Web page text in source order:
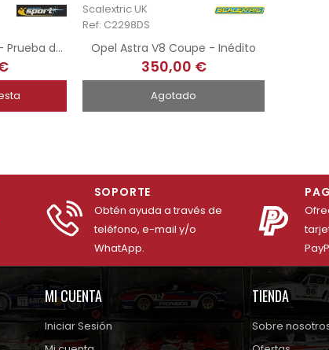
Lister Storm LMP900 - Prueba de inyección
Scalextric UK
Ref: C2298DS
Opel Astra V8 Coupe - Inédito
350,00 €
Agotado
SOPORTE
Obtén ayuda a través de
teléfono, e-mail y/o
WhatApp.
MI CUENTA
Iniciar Sesión
TIENDA
Sobre